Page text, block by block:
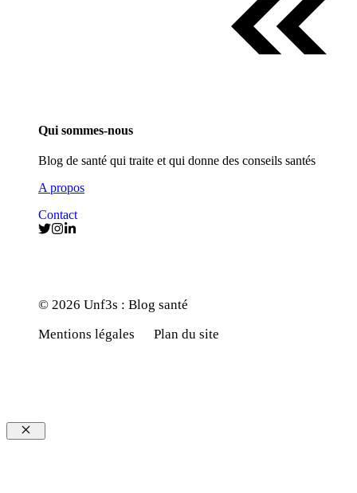
Qui sommes-nous
Blog de santé qui traite et qui donne des conseils santés
A propos
Contact
© 2026 Unf3s : Blog santé
Mentions légales
Plan du site
Fermer